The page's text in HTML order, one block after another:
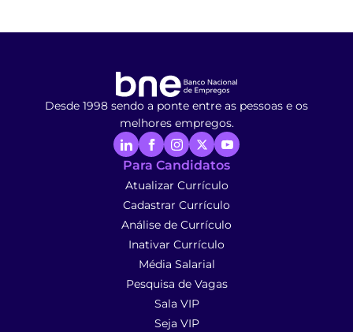
Desde 1998 sendo a ponte entre as pessoas e os
melhores empregos.
Para Candidatos
Atualizar Currículo
Cadastrar Currículo
Análise de Currículo
Inativar Currículo
Média Salarial
Pesquisa de Vagas
Sala VIP
Seja VIP